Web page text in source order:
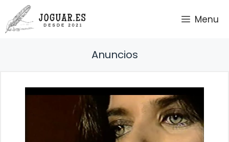
Saltar
al
contenido
Menu
Anuncios